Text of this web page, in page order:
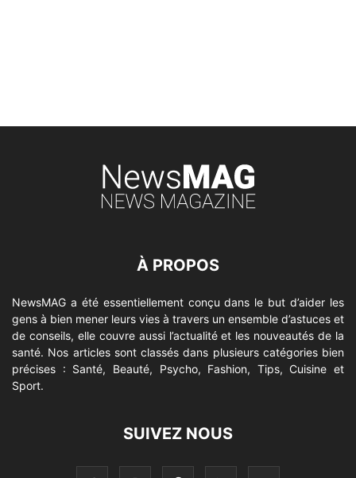
À PROPOS
NewsMAG a été essentiellement conçu dans le but d’aider les
gens à bien mener leurs vies à travers un ensemble d’astuces et
de conseils, elle couvre aussi l’actualité et les nouveautés de la
santé. Nos articles sont classés dans plusieurs catégories bien
précises : Santé, Beauté, Psycho, Fashion, Tips, Cuisine et
Sport.
SUIVEZ NOUS